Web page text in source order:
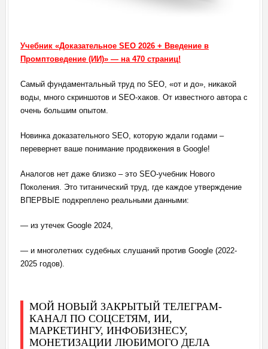
Учебник «Доказательное SEO 2026 + Введение в
Промптоведение (ИИ)» — на 470 страниц!
Самый фундаментальный труд по SEO, «от и до», никакой
воды, много скриншотов и SEO-хаков. От известного автора с
очень большим опытом.
Новинка доказательного SEO, которую ждали годами –
перевернет ваше понимание продвижения в Google!
Аналогов нет даже близко – это SEO-учебник Нового
Поколения. Это титанический труд, где каждое утверждение
ВПЕРВЫЕ подкреплено реальными данными:
— из утечек Google 2024,
— и многолетних судебных слушаний против Google (2022-
2025 годов).
МОЙ НОВЫЙ ЗАКРЫТЫЙ ТЕЛЕГРАМ-
КАНАЛ ПО СОЦСЕТЯМ, ИИ,
МАРКЕТИНГУ, ИНФОБИЗНЕСУ,
МОНЕТИЗАЦИИ ЛЮБИМОГО ДЕЛА